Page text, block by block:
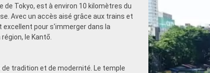
de Tokyo, est à environ 10 kilomètres du
Avec un accès aisé grâce aux trains et
pour s'immerger dans la
le Kantō.
tradition et de modernité. Le temple